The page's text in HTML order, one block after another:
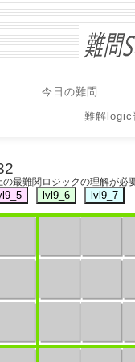
今日の難問
難解logic
最難関ロジックの理解が必